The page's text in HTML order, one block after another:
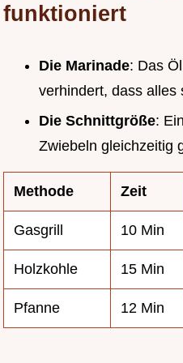
funktioniert
Die Marinade: Das
verhindert, dass alles
Die Schnittgröße:
Zwiebeln gleichzeitig
Methode Zeit
Gasgrill 10 Min
Holzkohle 15 Min
Pfanne 12 Min